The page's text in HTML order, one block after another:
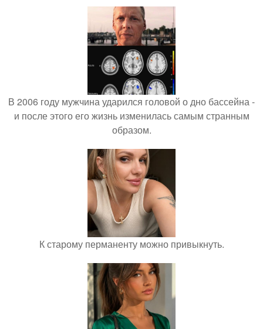
В 2006 году мужчина ударился головой о дно бассейна -
и после этого его жизнь изменилась самым странным
образом.
К старому перманенту можно привыкнуть.